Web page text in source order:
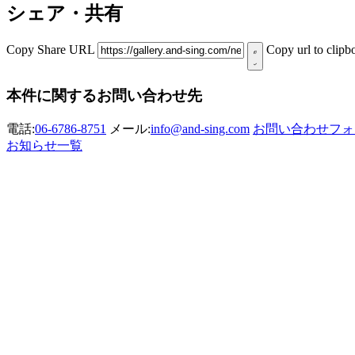
シェア・共有
Copy Share URL Copy url to
本件に関するお問い合わせ先
電話:06-6786-8751 メール:info@and-sing.com お問い合わせフ
お知らせ一覧